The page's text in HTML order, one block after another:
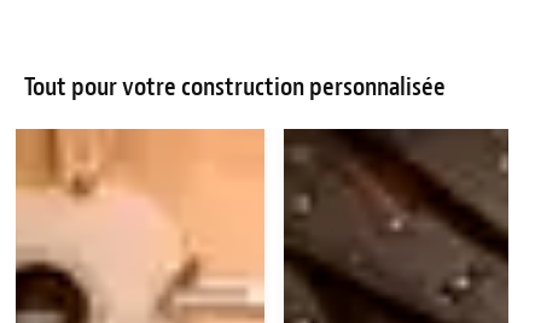
Tout pour votre construction personnalisée